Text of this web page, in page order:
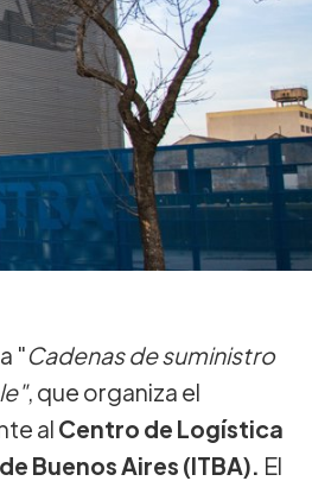
"Cadenas de suministro
, que organiza el
al Centro de Logística
Buenos Aires (ITBA). El